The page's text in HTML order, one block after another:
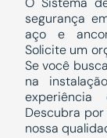
segurança
aço e
Solicite um
Se você
na
Descubra
nossa